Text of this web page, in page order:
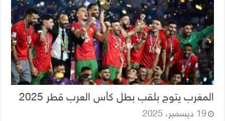
المغرب يتوج بلقب بطل كأس العرب قطر 2025
19 ديسمبر، 2025